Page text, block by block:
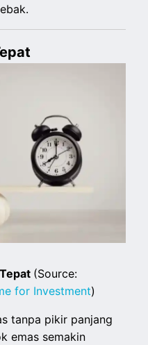
(Source:
for Investment)
tanpa pikir panjang
emas semakin